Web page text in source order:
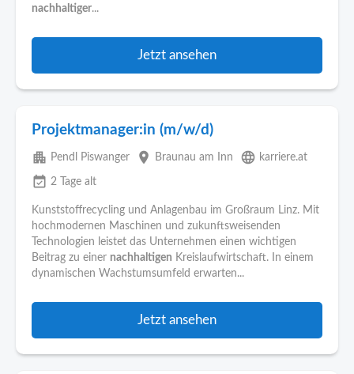
nachhaltiger...
Jetzt ansehen
Projektmanager:in (m/w/d)
apartment Pendl Piswanger place Braunau am Inn language karriere.at
event_available 2 Tage alt
Kunststoffrecycling und Anlagenbau im Großraum Linz. Mit
hochmodernen Maschinen und zukunftsweisenden
Technologien leistet das Unternehmen einen wichtigen
Beitrag zu einer nachhaltigen Kreislaufwirtschaft. In einem
dynamischen Wachstumsumfeld erwarten...
Jetzt ansehen